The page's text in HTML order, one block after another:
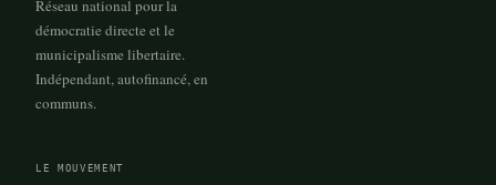
Réseau national pour la
démocratie directe et le
municipalisme libertaire.
Indépendant, autofinancé, en
communs.
LE MOUVEMENT